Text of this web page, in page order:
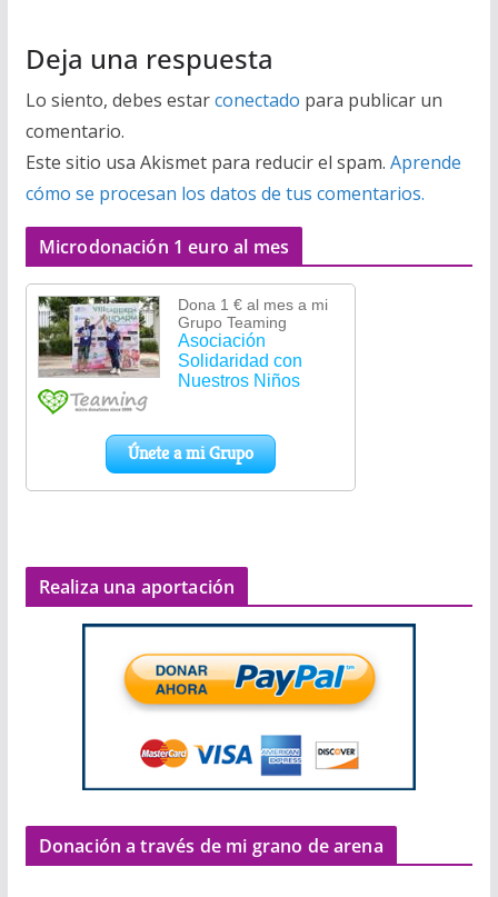
Deja una respuesta
Lo siento, debes estarconectado para publicar un
comentario.
Este sitio usa Akismet para reducir el spam. Aprende
cómo se procesan los datos de tus comentarios.
Microdonación 1 euro al mes
Realiza una aportación
Donación a través de mi grano de arena